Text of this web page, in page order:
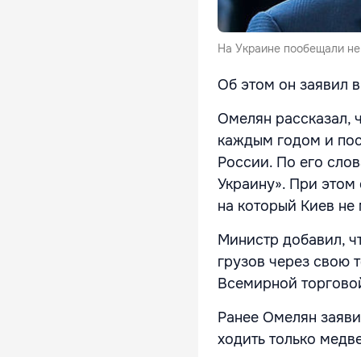
На Украине пообещали
Об этом он заявил
Омелян рассказал,
каждым годом и
России. По его
Украину». При этом
на который Киев не
Министр добавил,
грузов через свою
Всемирной
Ранее Омелян
ходить только